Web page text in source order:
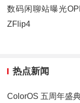
数码闲聊站曝光
ZFlip4
热点新闻
ColorOS 五周年盛